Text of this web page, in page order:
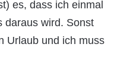
es, dass ich einmal
daraus wird. Sonst
Urlaub und ich muss